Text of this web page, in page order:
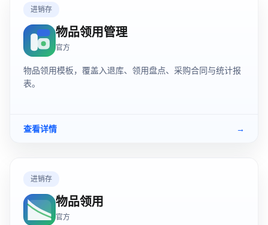
进销存
物品领用管理
官方
物品领用模板，覆盖入退库、领用盘点、采购合同与统计报
表。
查看详情 →
进销存
物品领用
官方